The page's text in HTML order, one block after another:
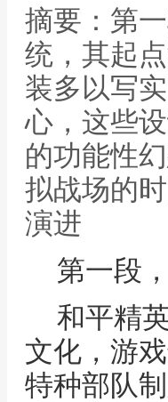
摘要：第
统，其起
装多以写
心，这些
的功能性
拟战场的
演进
第一段
和平精
文化，游
特种部队